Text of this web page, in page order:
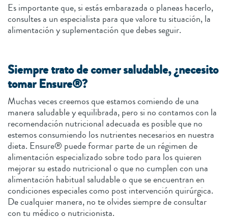
Es importante que, si estás embarazada o planeas hacerlo,
consultes a un especialista para que valore tu situación, la
alimentación y suplementación que debes seguir.
Siempre trato de comer saludable, ¿necesito
tomar Ensure®?
Muchas veces creemos que estamos comiendo de una
manera saludable y equilibrada, pero si no contamos con la
recomendación nutricional adecuada es posible que no
estemos consumiendo los nutrientes necesarios en nuestra
dieta. Ensure® puede formar parte de un régimen de
alimentación especializado sobre todo para los quieren
mejorar su estado nutricional o que no cumplen con una
alimentación habitual saludable o que se encuentran en
condiciones especiales como post intervención quirúrgica.
De cualquier manera, no te olvides siempre de consultar
con tu médico o nutricionista.